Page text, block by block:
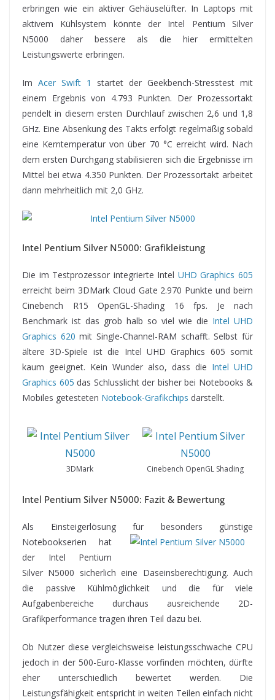
erbringen wie ein aktiver Gehäuselüfter. In Laptops mit
aktivem Kühlsystem könnte der Intel Pentium Silver
N5000 daher bessere als die hier ermittelten
Leistungswerte erbringen.
Im Acer Swift 1
startet der Geekbench-Stresstest mit
einem Ergebnis von 4.793 Punkten. Der Prozessortakt
pendelt in diesem ersten Durchlauf zwischen 2,6 und 1,8
GHz. Eine Absenkung des Takts erfolgt regelmäßig sobald
eine Kerntemperatur von über 70 °C erreicht wird. Nach
dem ersten Durchgang stabilisieren sich die Ergebnisse im
Mittel bei etwa 4.350 Punkten. Der Prozessortakt arbeitet
dann mehrheitlich mit 2,0 GHz.
Intel Pentium Silver N5000: Grafikleistung
Die im Testprozessor integrierte Intel UHD Graphics 605
erreicht beim 3DMark Cloud Gate 2.970 Punkte und beim
Cinebench R15 OpenGL-Shading 16 fps. Je nach
Benchmark ist das grob halb so viel wie die Intel UHD
Graphics 620 mit Single-Channel-RAM schafft. Selbst für
ältere 3D-Spiele ist die Intel UHD Graphics 605 somit
kaum geeignet. Kein Wunder also, dass die Intel UHD
Graphics 605 das Schlusslicht der bisher bei Notebooks &
Mobiles getesteten Notebook-Grafikchips darstellt.
3DMark Cinebench OpenGL Shading
Intel Pentium Silver N5000: Fazit & Bewertung
Als Einsteigerlösung für besonders günstige
Notebookserien hat
der Intel Pentium
Silver N5000 sicherlich eine Daseinsberechtigung. Auch
die passive Kühlmöglichkeit und die für viele
Aufgabenbereiche durchaus ausreichende 2D-
Grafikperformance tragen ihren Teil dazu bei.
Ob Nutzer diese vergleichsweise leistungsschwache CPU
jedoch in der 500-Euro-Klasse vorfinden möchten, dürfte
eher unterschiedlich bewertet werden. Die
Leistungsfähigkeit entspricht in weiten Teilen einfach nicht